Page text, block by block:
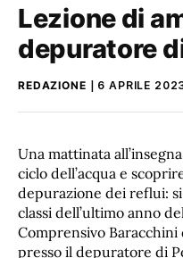
Lezione di
depuratore
REDAZIONE 6 APRILE
Una mattinata
ciclo dell’acqua e
depurazione dei reflui:
classi dell’ultimo anno
Comprensivo
presso il depuratore di